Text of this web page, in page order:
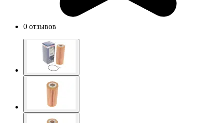
0 отзывов